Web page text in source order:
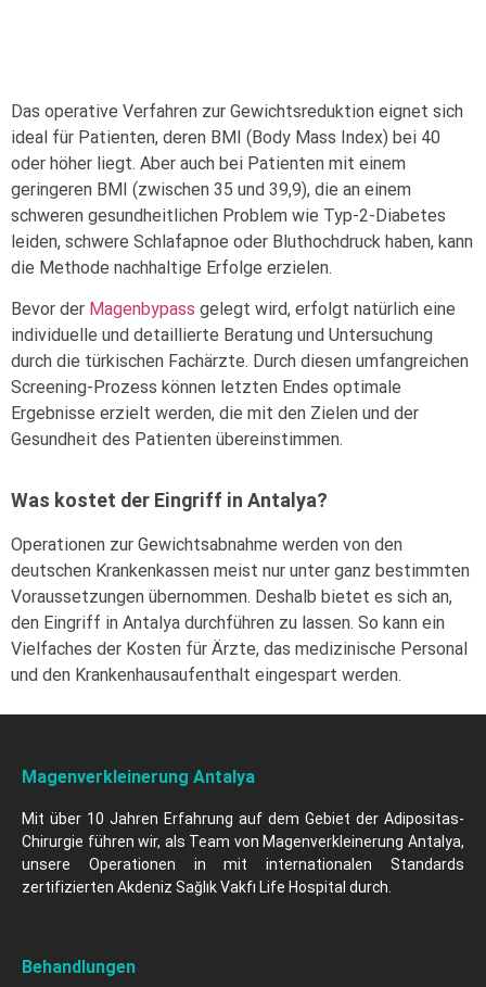
Das operative Verfahren zur Gewichtsreduktion eignet sich
ideal für Patienten, deren BMI (Body Mass Index) bei 40
oder höher liegt. Aber auch bei Patienten mit einem
geringeren BMI (zwischen 35 und 39,9), die an einem
schweren gesundheitlichen Problem wie Typ-2-Diabetes
leiden, schwere Schlafapnoe oder Bluthochdruck haben, kann
die Methode nachhaltige Erfolge erzielen.
Bevor der Magenbypass gelegt wird, erfolgt natürlich eine
individuelle und detaillierte Beratung und Untersuchung
durch die türkischen Fachärzte. Durch diesen umfangreichen
Screening-Prozess können letzten Endes optimale
Ergebnisse erzielt werden, die mit den Zielen und der
Gesundheit des Patienten übereinstimmen.
Was kostet der Eingriff in Antalya?
Operationen zur Gewichtsabnahme werden von den
deutschen Krankenkassen meist nur unter ganz bestimmten
Voraussetzungen übernommen. Deshalb bietet es sich an,
den Eingriff in Antalya durchführen zu lassen. So kann ein
Vielfaches der Kosten für Ärzte, das medizinische Personal
und den Krankenhausaufenthalt eingespart werden.
Magenverkleinerung Antalya
Mit über 10 Jahren Erfahrung auf dem Gebiet der Adipositas-
Chirurgie führen wir, als Team von Magenverkleinerung Antalya,
unsere Operationen in mit internationalen Standards
zertifizierten Akdeniz Sağlık Vakfı Life Hospital durch.
Behandlungen